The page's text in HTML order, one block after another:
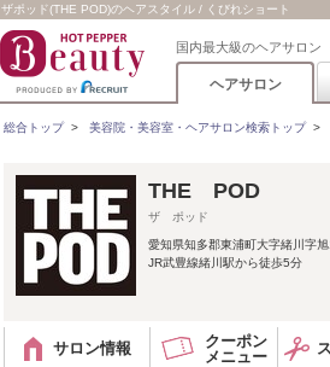
ザポッド(THE POD)のヘアスタイル / くびれショート
国内最大級のヘアサロン
ヘアサロン
総合トップ> 美容院・美容室・ヘアサロン検索トップ>
THE POD
ザ ポッド
愛知県知多郡東浦町大字緒川字
JR武豊線緒川駅から徒歩5分
サロン情報
クーポン
メニュー